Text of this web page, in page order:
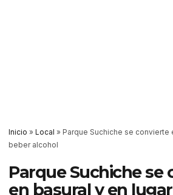
Inicio » Local » Parque Suchiche se convierte
beber alcohol
Parque Suchiche se
en basural y en